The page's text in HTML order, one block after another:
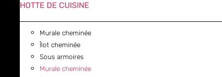
HOTTE DE CUISINE
Murale cheminée
Îlot cheminée
Sous armoires
Murale cheminée